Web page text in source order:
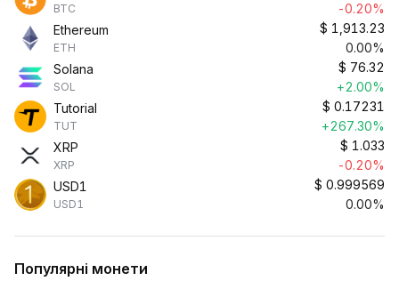
BTC
-0.20%
Ethereum
ETH
$ 1,913.23
0.00%
Solana
SOL
$ 76.32
+2.00%
Tutorial
TUT
$ 0.17231
+267.30%
XRP
XRP
$ 1.033
-0.20%
USD1
USD1
$ 0.999569
0.00%
Популярні монети